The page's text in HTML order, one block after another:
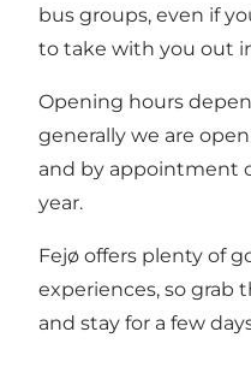
bus groups, even if
to take with you out
Opening hours
generally we are
and by appointment
year.
Fejø offers plenty of
experiences, so grab
and stay for a few